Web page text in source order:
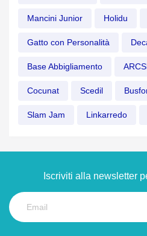
Mancini Junior Holidu
Gatto con Personalità
Base Abbigliamento
Cocunat Scedil
Slam Jam Linkarredo
Iscriviti alla newsletter